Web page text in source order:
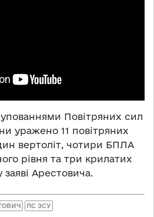
Повітряних сил
уражено 11 повітряних
вертоліт, чотири БПЛА
рівня та три крилатих
Арестовича.
ПС ЗСУ